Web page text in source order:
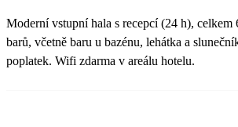
Moderní vstupní hala s recepcí (24 h), celkem
barů, včetně baru u bazénu, lehátka a
poplatek. Wifi zdarma v areálu hotelu.